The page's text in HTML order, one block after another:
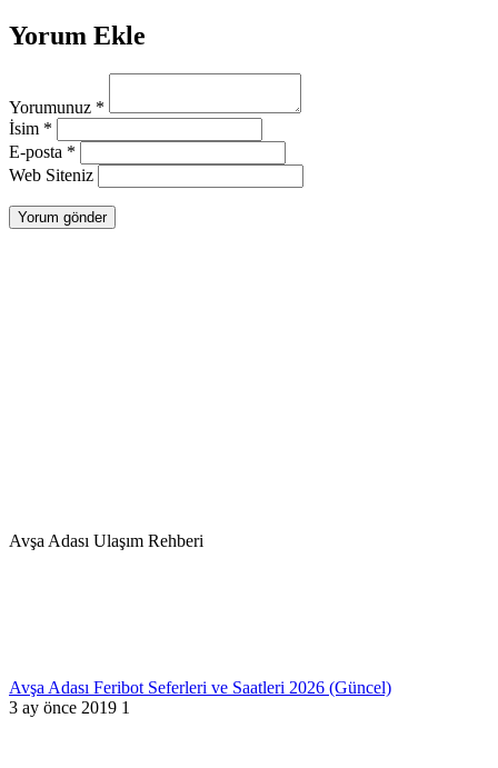
Yorum Ekle
Yorumunuz *
İsim *
E-posta *
Web Siteniz
Avşa Adası Ulaşım Rehberi
Avşa Adası Feribot Seferleri ve Saatleri 2026 (Güncel)
3 ay önce 2019 1